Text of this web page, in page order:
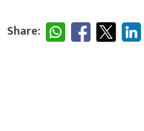
Share: